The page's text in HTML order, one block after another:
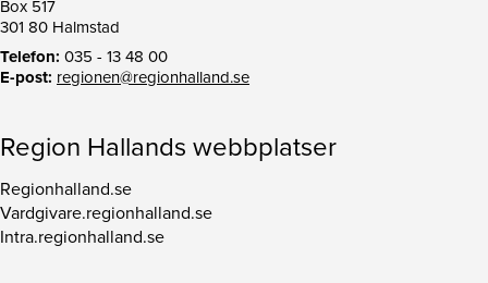
Box 517
301 80 Halmstad
Telefon: 035 - 13 48 00
E-post: regionen@regionhalland.se
Region Hallands webbplatser
Regionhalland.se
Vardgivare.regionhalland.se
Intra.regionhalland.se